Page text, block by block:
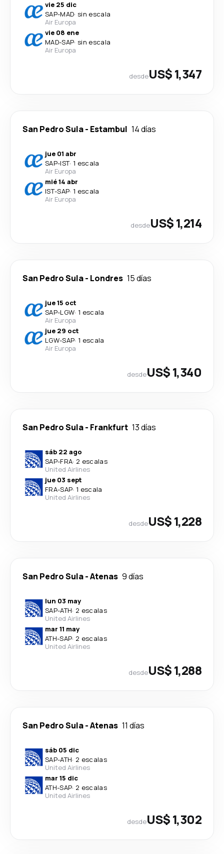
vie 25 dic
SAP-MAD· sin escala
Air Europa
vie 08 ene
MAD-SAP· sin escala
Air Europa
desdeUS$ 1,347
San Pedro Sula- Estambul 14 días
jue 01 abr
SAP-IST· 1 escala
Air Europa
mié 14 abr
IST-SAP· 1 escala
Air Europa
desdeUS$ 1,214
San Pedro Sula- Londres 15 días
jue 15 oct
SAP-LGW· 1 escala
Air Europa
jue 29 oct
LGW-SAP· 1 escala
Air Europa
desdeUS$ 1,340
San Pedro Sula- Frankfurt 13 días
sáb 22 ago
SAP-FRA· 2 escalas
United Airlines
jue 03 sept
FRA-SAP· 1 escala
United Airlines
desdeUS$ 1,228
San Pedro Sula-Atenas 9 días
lun 03 may
SAP-ATH· 2 escalas
United Airlines
mar 11 may
ATH-SAP· 2 escalas
United Airlines
desdeUS$ 1,288
San Pedro Sula-Atenas 11 días
sáb 05 dic
SAP-ATH· 2 escalas
United Airlines
mar 15 dic
ATH-SAP· 2 escalas
United Airlines
desdeUS$ 1,302